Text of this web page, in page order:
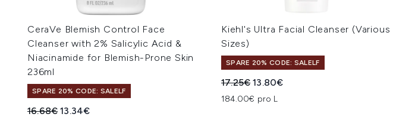
CeraVe Blemish Control Face
Cleanser with 2% Salicylic Acid &
Niacinamide for Blemish-Prone Skin
236ml
SPARE 20% CODE: SALELF
Unverbindliche Preisempfehlung:
16.68€Aktueller Preis:
13.34€
Kiehl's Ultra Facial Cleanser (Various
Sizes)
SPARE 20% CODE: SALELF
Unverbindliche Preisempfehlung:
17.25€Aktueller Preis:
13.80€
184.00€ pro L